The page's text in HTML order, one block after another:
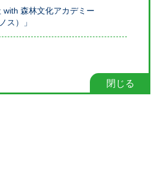
森林文化アカデミー
ス）」
閉じる